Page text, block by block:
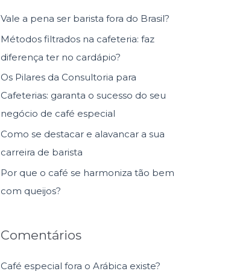
s
a
r
p
o
r
:
Vale a pena ser barista fora do Brasil?
Métodos filtrados na cafeteria: faz
diferença ter no cardápio?
Os Pilares da Consultoria para
Cafeterias: garanta o sucesso do seu
negócio de café especial
Como se destacar e alavancar a sua
carreira de barista
Por que o café se harmoniza tão bem
com queijos?
Comentários
Café especial fora o Arábica existe?